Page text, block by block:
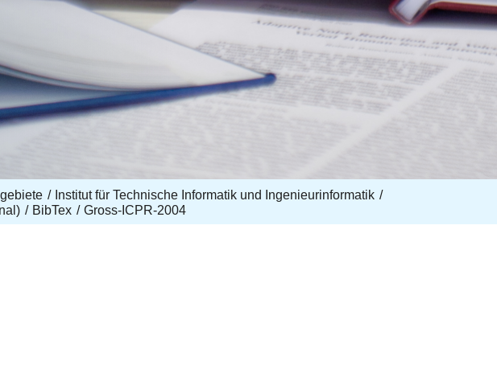
Institut für Technische Informatik und Ingenieurinformatik
BibTex Gross-ICPR-2004